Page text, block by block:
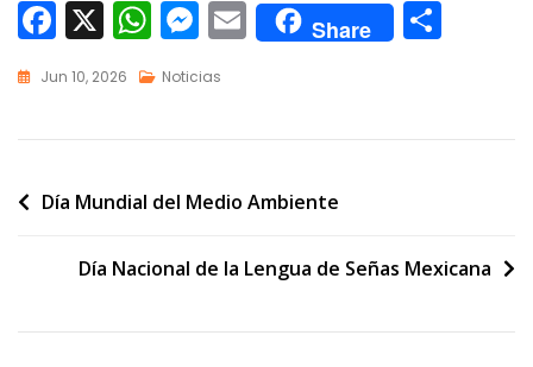
F
ac
e
b
o
X W
h
at
s
p
M
e
ss
e
g
E
m
l
Share
p
Jun 10, 2026 Noticias
Día Mundial del Medio Ambiente
Día Nacional de la Lengua de Señas Mexicana